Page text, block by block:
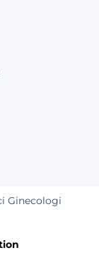
Ginecologi